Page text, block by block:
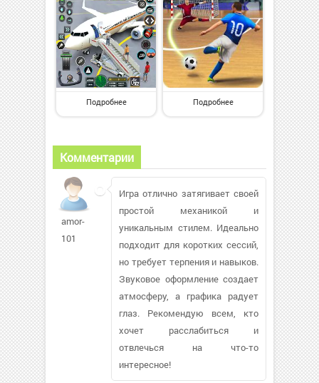
Подробнее Подробнее
Комментарии
amor-
101
Игра отлично затягивает своей
простой механикой и
уникальным стилем. Идеально
подходит для коротких сессий,
но требует терпения и навыков.
Звуковое оформление создает
атмосферу, а графика радует
глаз. Рекомендую всем, кто
хочет расслабиться и
отвлечься на что-то
интересное!